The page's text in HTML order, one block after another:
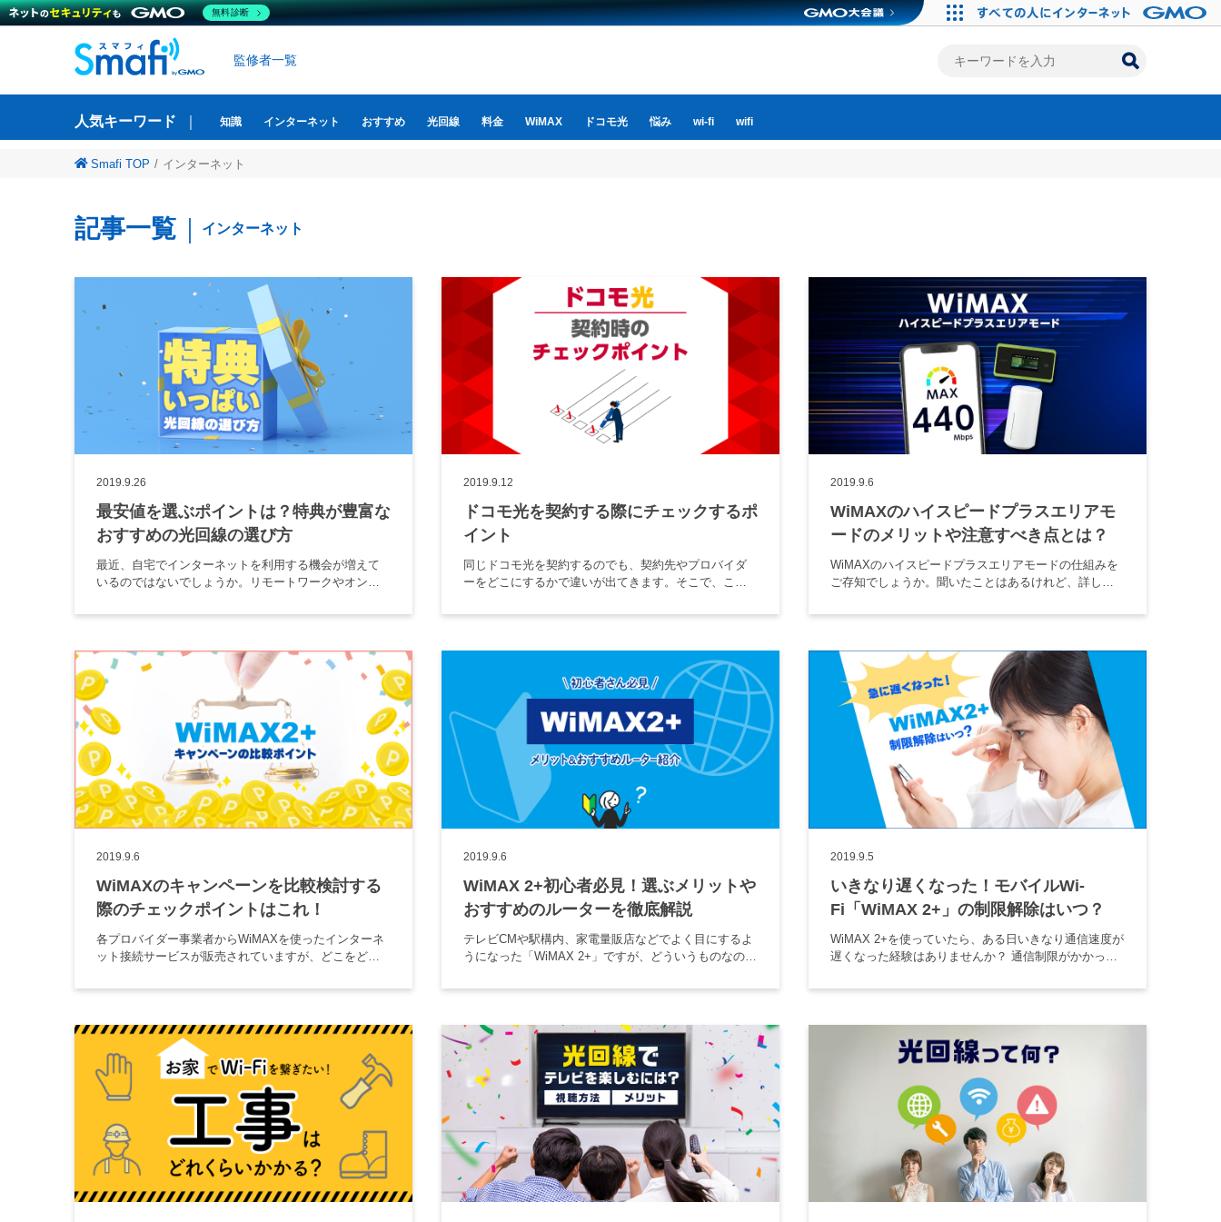
監修者一覧
人気キーワード 知識 インターネット おすすめ 光回線 料金 WiMAX ドコモ光 悩み wi-fi wifi
Smafi TOP インターネット
記事一覧 インターネット
2019.9.26
最安値を選ぶポイントは？特典が豊富な
おすすめの光回線の選び方
最近、自宅でインターネットを利用する機会が増えて
いるのではないでしょうか。リモートワークやオンラ
環境を整備する必要がでてきました。また、最近では
2019.9.12
ドコモ光を契約する際にチェックするポ
イント
同じドコモ光を契約するのでも、契約先やプロバイダ
ーをどこにするかで違いが出てきます。そこで、この
要なものをはじめ、契約先選びでチェックするポイン
2019.9.6
WiMAXのハイスピードプラスエリアモ
ードのメリットや注意すべき点とは？
WiMAXのハイスピードプラスエリアモードの仕組みを
ご存知でしょうか。聞いたことはあるけれど、詳しく
では、WiMAXのハイスピードプラスエリアモードのメ
2019.9.6
WiMAXのキャンペーンを比較検討する
際のチェックポイントはこれ！
各プロバイダー事業者からWiMAXを使ったインターネ
ット接続サービスが販売されていますが、どこをどう
いのでしょうか。 どのプロバイダーを選ぶかによっ
2019.9.6
WiMAX 2+初心者必見！選ぶメリットや
おすすめのルーターを徹底解説
テレビCMや駅構内、家電量販店などでよく目にするよ
うになった「WiMAX 2+」ですが、どういうものなのか
WiMAX 2+とは、高速データ通信かつ、月間容量が無制
2019.9.5
いきなり遅くなった！モバイルWi-
Fi「WiMAX 2+」の制限解除はいつ？
WiMAX 2+を使っていたら、ある日いきなり通信速度が
遅くなった経験はありませんか？ 通信制限がかかって
たりとストレスが溜まりますよね…。 いつになったら
無料診断